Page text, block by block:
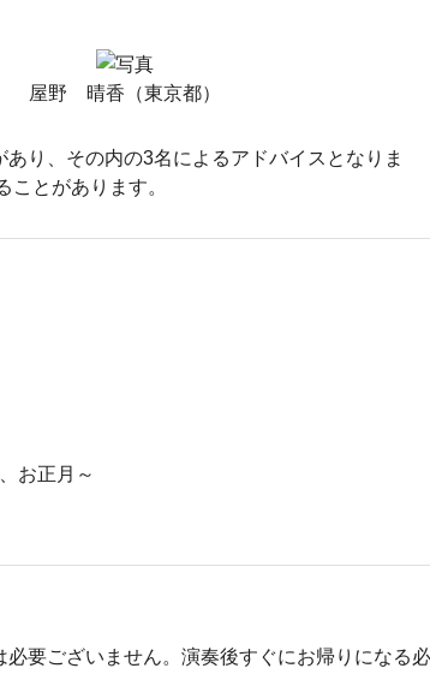
屋野 晴香（東京都）
り、その内の3名によるアドバイスとなりま
とがあります。
お正月～
要ございません。演奏後すぐにお帰りになる